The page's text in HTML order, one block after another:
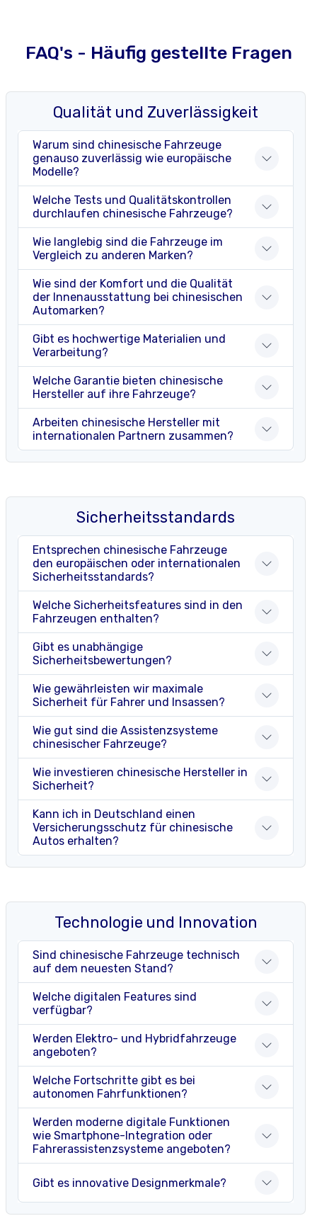
FAQ's - Häufig gestellte Fragen
Qualität und Zuverlässigkeit
Warum sind chinesische Fahrzeuge
genauso zuverlässig wie europäische
Modelle?
Welche Tests und Qualitätskontrollen
durchlaufen chinesische Fahrzeuge?
Wie langlebig sind die Fahrzeuge im
Vergleich zu anderen Marken?
Wie sind der Komfort und die Qualität
der Innenausstattung bei chinesischen
Automarken?
Gibt es hochwertige Materialien und
Verarbeitung?
Welche Garantie bieten chinesische
Hersteller auf ihre Fahrzeuge?
Arbeiten chinesische Hersteller mit
internationalen Partnern zusammen?
Sicherheitsstandards
Entsprechen chinesische Fahrzeuge
den europäischen oder internationalen
Sicherheitsstandards?
Welche Sicherheitsfeatures sind in den
Fahrzeugen enthalten?
Gibt es unabhängige
Sicherheitsbewertungen?
Wie gewährleisten wir maximale
Sicherheit für Fahrer und Insassen?
Wie gut sind die Assistenzsysteme
chinesischer Fahrzeuge?
Wie investieren chinesische Hersteller in
Sicherheit?
Kann ich in Deutschland einen
Versicherungsschutz für chinesische
Autos erhalten?
Technologie und Innovation
Sind chinesische Fahrzeuge technisch
auf dem neuesten Stand?
Welche digitalen Features sind
verfügbar?
Werden Elektro- und Hybridfahrzeuge
angeboten?
Welche Fortschritte gibt es bei
autonomen Fahrfunktionen?
Werden moderne digitale Funktionen
wie Smartphone-Integration oder
Fahrerassistenzsysteme angeboten?
Gibt es innovative Designmerkmale?